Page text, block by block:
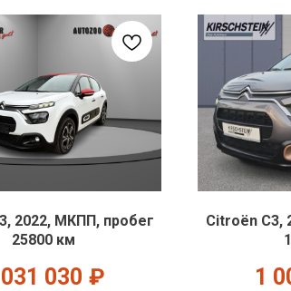
2022, МКПП, пробег
25800 км
030 ₽
Citroën C3,
1